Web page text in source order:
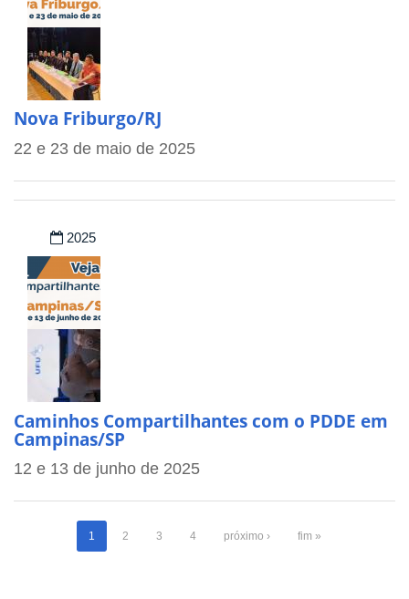
Nova Friburgo/RJ
22 e 23 de maio de 2025
2025
Caminhos Compartilhantes com o PDDE em
Campinas/SP
12 e 13 de junho de 2025
1 2 3 4 próximo › fim »